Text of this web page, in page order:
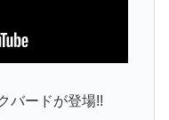
バードが登場!!